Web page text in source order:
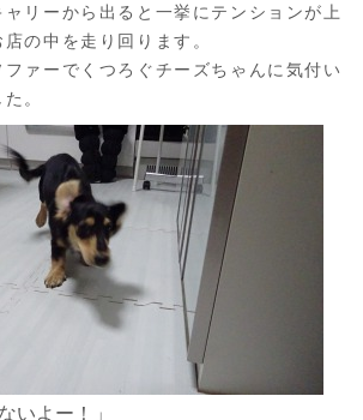
リーから出ると一挙にテンションが上
の中を走り回ります。
ァーでくつろぐチーズちゃんに気付い
。
いよー！」